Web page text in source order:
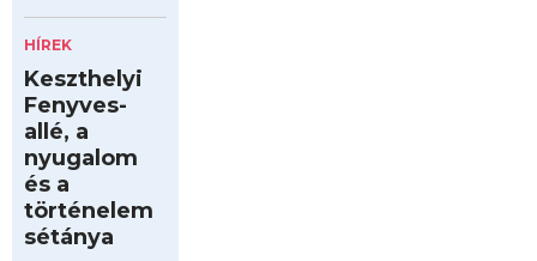
HÍREK
Keszthelyi
Fenyves-
allé, a
nyugalom
és a
történelem
sétánya